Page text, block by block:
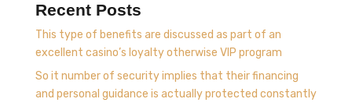
Recent Posts
This type of benefits are discussed as part of an
excellent casino’s loyalty otherwise VIP program
So it number of security implies that their financing
and personal guidance is actually protected constantly